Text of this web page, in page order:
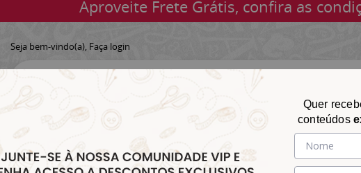
Aproveite Frete Grátis, confira as
Seja bem-vindo(a), Faça login
Quer
conteúdos